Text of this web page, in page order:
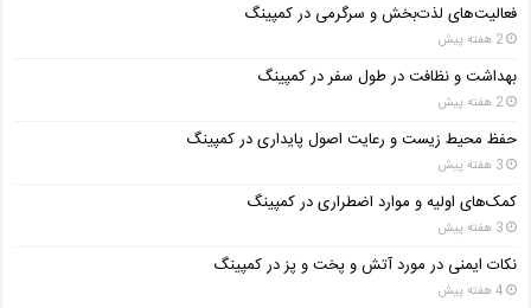
فعالیت‌های لذت‌بخش و سرگرمی در کمپینگ
2 هفته پیش
بهداشت و نظافت در طول سفر در کمپینگ
2 هفته پیش
حفظ محیط زیست و رعایت اصول پایداری در کمپینگ
3 هفته پیش
کمک‌های اولیه و موارد اضطراری در کمپینگ
3 هفته پیش
نکات ایمنی در مورد آتش و پخت و پز در کمپینگ
4 هفته پیش